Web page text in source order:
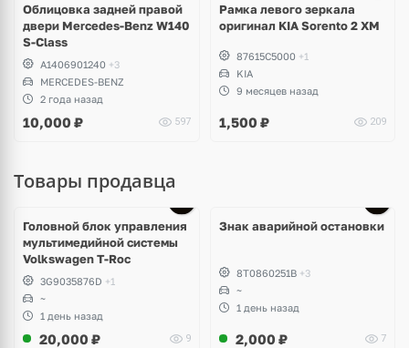
Облицовка задней правой
двери Mercedes-Benz W140
S-Class
A1406901240 +3
MERCEDES-BENZ
2 года назад
10,000 ₽ 597
Рамка левого зеркала
оригинал KIA Sorento 2 XM
87615C5000 +1
KIA
9 месяцев назад
1,500 ₽ 209
Товары продавца
Головной блок управления
мультимедийной системы
Volkswagen T-Roc
3G9035876D +1
~
1 день назад
20,000 ₽ 9
Знак аварийной остановки
8T0860251B +3
~
1 день назад
2,000 ₽ 7